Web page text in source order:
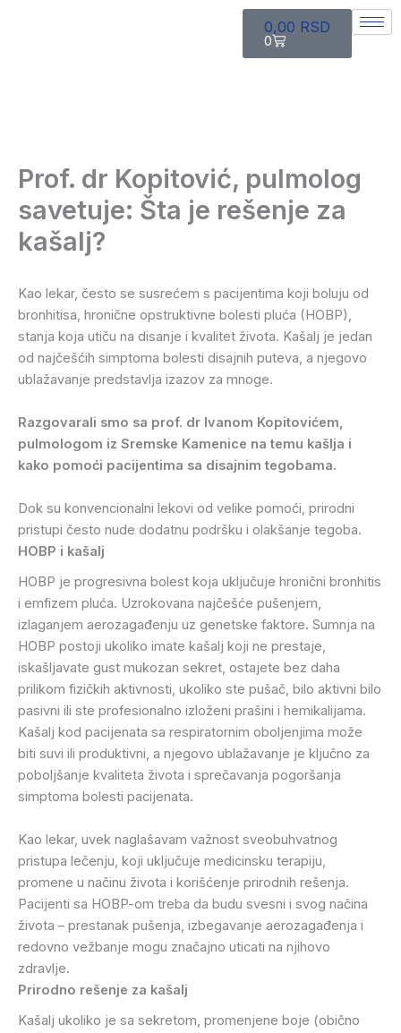
0,00 RSD
0
Cart
Prof. dr Kopitović, pulmolog
savetuje: Šta je rešenje za
kašalj?
Kao lekar, često se susrećem s pacijentima koji boluju od
bronhitisa, hronične opstruktivne bolesti pluća (HOBP),
stanja koja utiču na disanje i kvalitet života. Kašalj je jedan
od najčešćih simptoma bolesti disajnih puteva, a njegovo
ublažavanje predstavlja izazov za mnoge.
Razgovarali smo sa prof. dr Ivanom Kopitovićem,
pulmologom iz Sremske Kamenice na temu kašlja i
kako pomoći pacijentima sa disajnim tegobama.
Dok su konvencionalni lekovi od velike pomoći, prirodni
pristupi često nude dodatnu podršku i olakšanje tegoba.
HOBP i kašalj
HOBP je progresivna bolest koja uključuje hronični bronhitis
i emfizem pluća. Uzrokovana najčešće pušenjem,
izlaganjem aerozagađenju uz genetske faktore. Sumnja na
HOBP postoji ukoliko imate kašalj koji ne prestaje,
iskašljavate gust mukozan sekret, ostajete bez daha
prilikom fizičkih aktivnosti, ukoliko ste pušač, bilo aktivni bilo
pasivni ili ste profesionalno izloženi prašini i hemikalijama.
Kašalj kod pacijenata sa respiratornim oboljenjima može
biti suvi ili produktivni, a njegovo ublažavanje je ključno za
poboljšanje kvaliteta života i sprečavanja pogoršanja
simptoma bolesti pacijenata.
Kao lekar, uvek naglašavam važnost sveobuhvatnog
pristupa lečenju, koji uključuje medicinsku terapiju,
promene u načinu života i korišćenje prirodnih rešenja.
Pacijenti sa HOBP-om treba da budu svesni i svog načina
života – prestanak pušenja, izbegavanje aerozagađenja i
redovno vežbanje mogu značajno uticati na njihovo
zdravlje.
Prirodno rešenje za kašalj
Kašalj ukoliko je sa sekretom, promenjene boje (obično